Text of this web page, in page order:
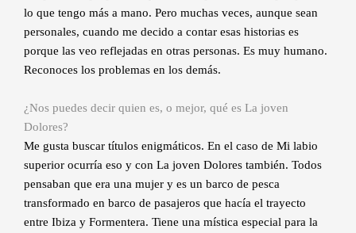
lo que tengo más a mano. Pero muchas veces, aunque sean
personales, cuando me decido a contar esas historias es
porque las veo reflejadas en otras personas. Es muy humano.
Reconoces los problemas en los demás.
¿Nos puedes decir quien es, o mejor, qué es La joven
Dolores?
Me gusta buscar títulos enigmáticos. En el caso de Mi labio
superior ocurría eso y con La joven Dolores también. Todos
pensaban que era una mujer y es un barco de pesca
transformado en barco de pasajeros que hacía el trayecto
entre Ibiza y Formentera. Tiene una mística especial para la